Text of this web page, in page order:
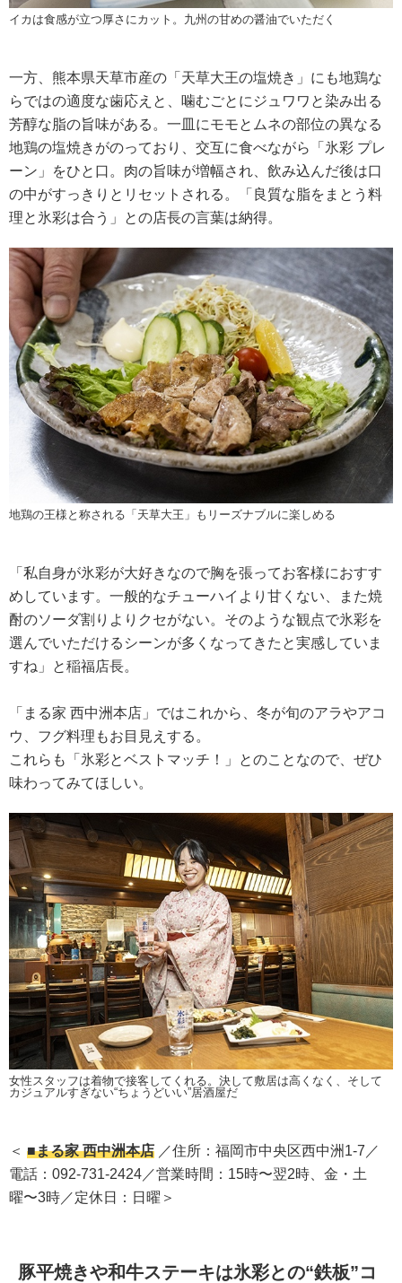
イカは食感が立つ厚さにカット。九州の甘めの醤油でいただく
一方、熊本県天草市産の「天草大王の塩焼き」にも地鶏な
らではの適度な歯応えと、噛むごとにジュワワと染み出る
芳醇な脂の旨味がある。一皿にモモとムネの部位の異なる
地鶏の塩焼きがのっており、交互に食べながら「氷彩 プレ
ーン」をひと口。肉の旨味が増幅され、飲み込んだ後は口
の中がすっきりとリセットされる。「良質な脂をまとう料
理と氷彩は合う」との店長の言葉は納得。
地鶏の王様と称される「天草大王」もリーズナブルに楽しめる
「私自身が氷彩が大好きなので胸を張ってお客様におすす
めしています。一般的なチューハイより甘くない、また焼
酎のソーダ割りよりクセがない。そのような観点で氷彩を
選んでいただけるシーンが多くなってきたと実感していま
すね」と稲福店長。
「まる家 西中洲本店」ではこれから、冬が旬のアラやアコ
ウ、フグ料理もお目見えする。
これらも「氷彩とベストマッチ！」とのことなので、ぜひ
味わってみてほしい。
女性スタッフは着物で接客してくれる。決して敷居は高くなく、そして
カジュアルすぎない“ちょうどいい”居酒屋だ
＜ ■まる家 西中洲本店 ／住所：福岡市中央区西中洲1-7／
電話：092-731-2424／営業時間：15時〜翌2時、金・土
曜〜3時／定休日：日曜＞
豚平焼きや和牛ステーキは氷彩との“鉄板”コ